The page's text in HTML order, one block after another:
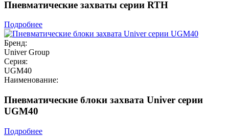
Пневматические захваты серии RTH
Подробнее
Бренд:
Univer Group
Серия:
UGM40
Наименование:
Пневматические блоки захвата Univer серии
UGM40
Подробнее